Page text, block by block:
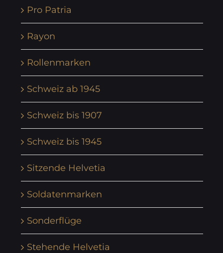
Pro Patria
Rayon
Rollenmarken
Schweiz ab 1945
Schweiz bis 1907
Schweiz bis 1945
Sitzende Helvetia
Soldatenmarken
Sonderflüge
Stehende Helvetia